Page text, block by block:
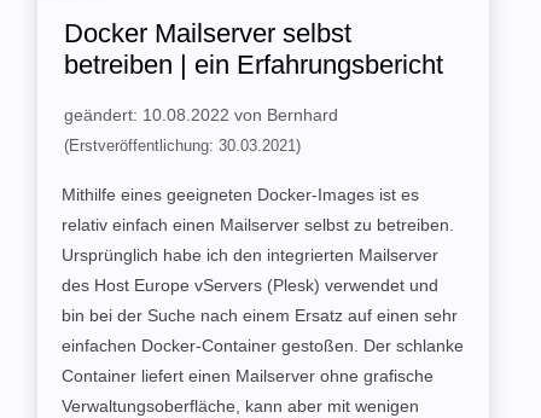
Docker Mailserver selbst
betreiben | ein Erfahrungsbericht
geändert: 10.08.2022 von Bernhard
(Erstveröffentlichung: 30.03.2021)
Mithilfe eines geeigneten Docker-Images ist es
relativ einfach einen Mailserver selbst zu betreiben.
Ursprünglich habe ich den integrierten Mailserver
des Host Europe vServers (Plesk) verwendet und
bin bei der Suche nach einem Ersatz auf einen sehr
einfachen Docker-Container gestoßen. Der schlanke
Container liefert einen Mailserver ohne grafische
Verwaltungsoberfläche, kann aber mit wenigen